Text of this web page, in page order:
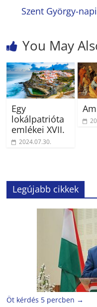
Szent György-
You May
Egy
lokálpatrióta
emlékei XVII.
2024.07.30.
Legújabb cikkek
Öt kérdés 5 percben →